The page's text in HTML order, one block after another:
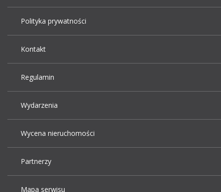
Polityka prywatności
Kontakt
Regulamin
Wydarzenia
Wycena nieruchomości
Partnerzy
Mapa serwisu